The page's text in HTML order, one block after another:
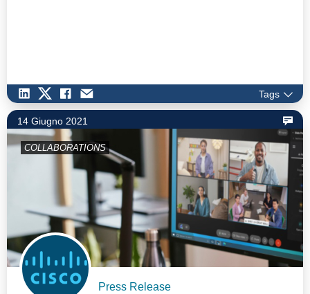
Tags
14 Giugno 2021
COLLABORATIONS
Press Release